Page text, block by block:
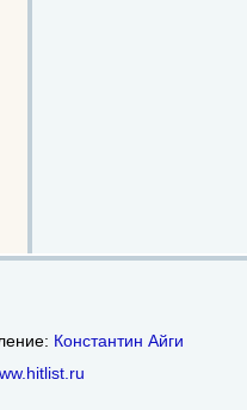
Константин Айги